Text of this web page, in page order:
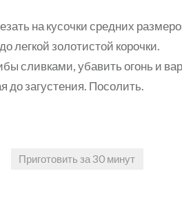
на кусочки средних
легкой золотистой корочки.
сливками, убавить огонь и
до загустения. Посолить.
Приготовить за 30 минут